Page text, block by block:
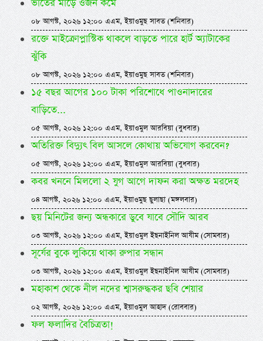
ভাতের মাড়ে ওজন কমে
০৮ আগস্ট, ২০২৬ ১২:০০ এএম, ইয়াওমুছ সাবত (শনিবার)
রক্তে মাইক্রোপ্লাস্টিক থাকলে বাড়তে পারে হার্ট অ্যাটাকের
ঝুঁকি
০৮ আগস্ট, ২০২৬ ১২:০০ এএম, ইয়াওমুছ সাবত (শনিবার)
১৫ বছর আগের ১০০ টাকা পরিশোধে পাওনাদারের
বাড়িতে...
০৫ আগস্ট, ২০২৬ ১২:০০ এএম, ইয়াওমুল আরবিয়া (বুধবার)
অতিরিক্ত বিদ্যুৎ বিল আসলে কোথায় অভিযোগ করবেন?
০৫ আগস্ট, ২০২৬ ১২:০০ এএম, ইয়াওমুল আরবিয়া (বুধবার)
কবর খননে মিললো ২ যুগ আগে দাফন করা অক্ষত মরদেহ
০৪ আগস্ট, ২০২৬ ১২:০০ এএম, ইয়াওমুছ ছুলাছা (মঙ্গলবার)
ছয় মিনিটের জন্য অন্ধকারে ডুবে যাবে সৌদি আরব
০৩ আগস্ট, ২০২৬ ১২:০০ এএম, ইয়াওমুল ইছনাইনিল আযীম (সোমবার)
সূর্যের বুকে লুকিয়ে থাকা রুপার সন্ধান
০৩ আগস্ট, ২০২৬ ১২:০০ এএম, ইয়াওমুল ইছনাইনিল আযীম (সোমবার)
মহাকাশ থেকে নীল নদের শ্বাসরুদ্ধকর ছবি শেয়ার
০২ আগস্ট, ২০২৬ ১২:০০ এএম, ইয়াওমুল আহাদ (রোববার)
ফল ফলাদির বৈচিত্রতা!